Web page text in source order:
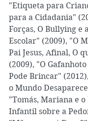
"Etiqueta para
para a Cidadania"
Forças, O Bullying e
Escolar" (2009), "O
Pai Jesus, Afinal, O
(2009), "O
Pode Brincar"
o Mundo
"Tomás, Mariana e o
Infantil sobre a